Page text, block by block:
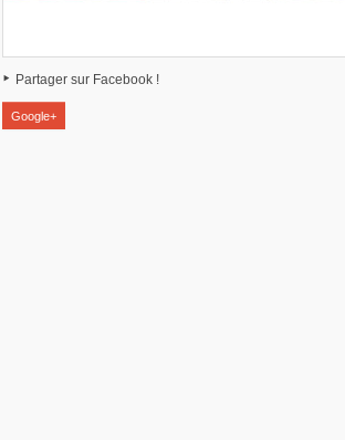
Partager sur Facebook !
Google+